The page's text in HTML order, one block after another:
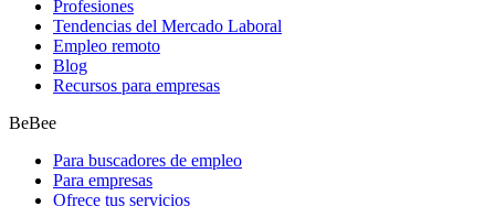
Profesiones
Tendencias del Mercado Laboral
Empleo remoto
Blog
Recursos para empresas
BeBee
Para buscadores de empleo
Para empresas
Ofrece tus servicios